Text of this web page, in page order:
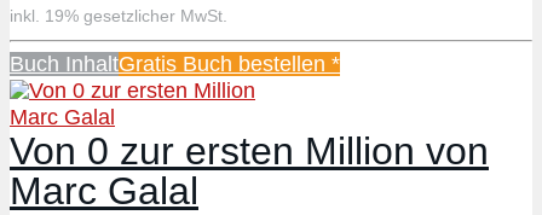
inkl. 19% gesetzlicher MwSt.
Buch InhaltGratis Buch bestellen *
Marc Galal
Von 0 zur ersten Million von
Marc Galal